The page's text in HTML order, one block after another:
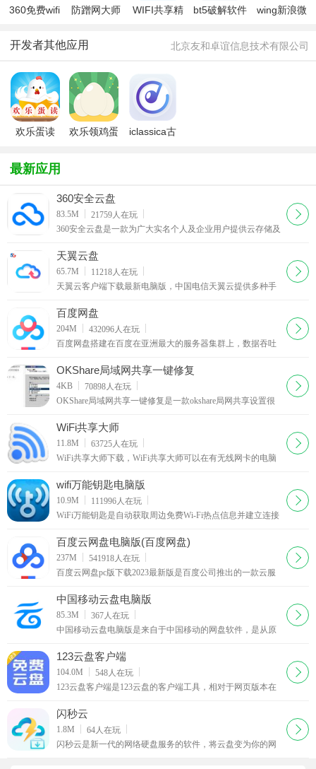
360免费wifi 防蹭网大师
WIFI共享精
bt5破解软件
wing新浪微
开发者其他应用 北京友和卓谊信息技术有限公司
欢乐蛋读
欢乐领鸡蛋
iclassica古
最新应用
360安全云盘
83.5M 21759人在玩
360安全云盘是一款为广大实名个人及企业用户提供云存储及
友、公司团队及之间提供文件共享、成员管理等便捷的协同
下载
天翼云盘
65.7M 11218人在玩
天翼云客户端下载最新电脑版，中国电信天翼云提供多种手
云盘最新版本：更安全：文件加密备份到天翼云，不怕硬盘
损坏丢文件
下载
百度网盘
204M 432096人在玩
百度网盘搭建在百度在亚洲最大的服务器集群上，数据吞吐
多个冗余备份。百度网盘在数据的稳定、安全、性能上比较
有保证。
下载
OKShare局域网共享一键修复
4KB 70898人在玩
OKShare局域网共享一键修复是一款okshare局网共享设置很
问题，可以一键共享局域网,支持简单共享和密码共享
下载
WiFi共享大师
11.8M 63725人在玩
WiFi共享大师下载，WiFi共享大师可以在有无线网卡的电脑
就可以直接连接这个免费的WiFi网络，享受上网冲浪带来的
下载
wifi万能钥匙电脑版
10.9M 111996人在玩
WiFi万能钥匙是自动获取周边免费Wi-Fi热点信息并建立连接
万Wi-Fi热点数据，随时随地轻松接入无线网络，最大化使用
各种联网的移动服务，扫除无网断网的状态，尤其适合商务
人群、移动人群和重度网虫。伴随着
下载
百度云网盘电脑版(百度网盘)
237M 541918人在玩
百度云网盘pc版下载2023最新版是百度公司推出的一款云服
上传、下载、删除。同步盘则是在您电脑里开辟出的独立空
间，所有下载的文件被同步到该盘中。
下载
中国移动云盘电脑版
85.3M 367人在玩
中国移动云盘电脑版是来自于中国移动的网盘软件，是从原
可以在上面进行文件上面的存储，上传和下载都完全
下载
123云盘客户端
104.0M 548人在玩
123云盘客户端是123云盘的客户端工具，相对于网页版本在
为的便捷，随时在你的客户端上面保存和下载各种网
下载
闪秒云
1.8M 64人在玩
闪秒云是新一代的网络硬盘服务的软件，将云盘变为你的网
下载